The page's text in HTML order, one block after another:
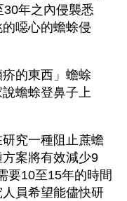
年之內侵襲悉
噁心的蟾蜍侵
的東西」蟾蜍
說蟾蜍登鼻子上
究一種阻止蔗蟾
案將有效減少9
要10至15年的時間
員希望能儘快研